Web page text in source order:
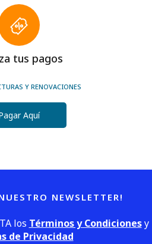
tus pagos
Y RENOVACIONES
Aquí
NEWSLETTER!
los Términos y Condicionesy
de Privacidad